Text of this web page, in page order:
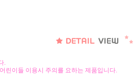
.
린이들 이용시 주의를 요하는 제품입니다.